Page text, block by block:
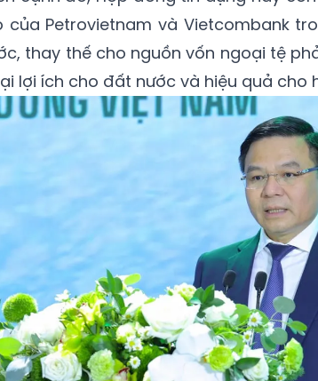
của Petrovietnam và Vietcombank
thay thế cho nguồn vốn ngoại tệ
lợi ích cho đất nước và hiệu quả cho